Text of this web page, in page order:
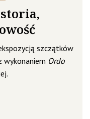
szczątków
wykonaniem Ordo